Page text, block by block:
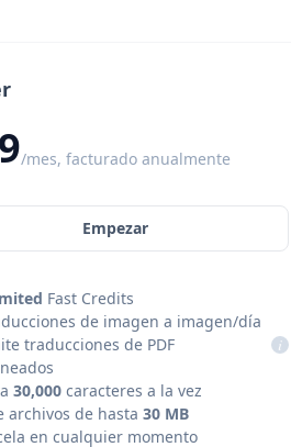
/mes, facturado anualmente
Empezar
Fast Credits
de imagen a imagen/día
traducciones de PDF
i
30,000 caracteres a la vez
archivos de hasta 30 MB
en cualquier momento